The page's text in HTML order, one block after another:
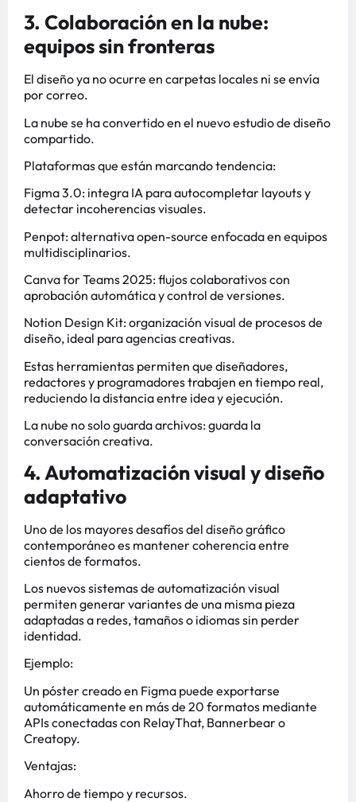
3. Colaboración en la nube:
equipos sin fronteras
El diseño ya no ocurre en carpetas locales ni se envía
por correo.
La nube se ha convertido en el nuevo estudio de diseño
compartido.
Plataformas que están marcando tendencia:
Figma 3.0: integra IA para autocompletar layouts y
detectar incoherencias visuales.
Penpot: alternativa open-source enfocada en equipos
multidisciplinarios.
Canva for Teams 2025: flujos colaborativos con
aprobación automática y control de versiones.
Notion Design Kit: organización visual de procesos de
diseño, ideal para agencias creativas.
Estas herramientas permiten que diseñadores,
redactores y programadores trabajen en tiempo real,
reduciendo la distancia entre idea y ejecución.
La nube no solo guarda archivos: guarda la
conversación creativa.
4. Automatización visual y diseño
adaptativo
Uno de los mayores desafíos del diseño gráfico
contemporáneo es mantener coherencia entre
cientos de formatos.
Los nuevos sistemas de automatización visual
permiten generar variantes de una misma pieza
adaptadas a redes, tamaños o idiomas sin perder
identidad.
Ejemplo:
Un póster creado en Figma puede exportarse
automáticamente en más de 20 formatos mediante
APIs conectadas con RelayThat, Bannerbear o
Creatopy.
Ventajas:
Ahorro de tiempo y recursos.